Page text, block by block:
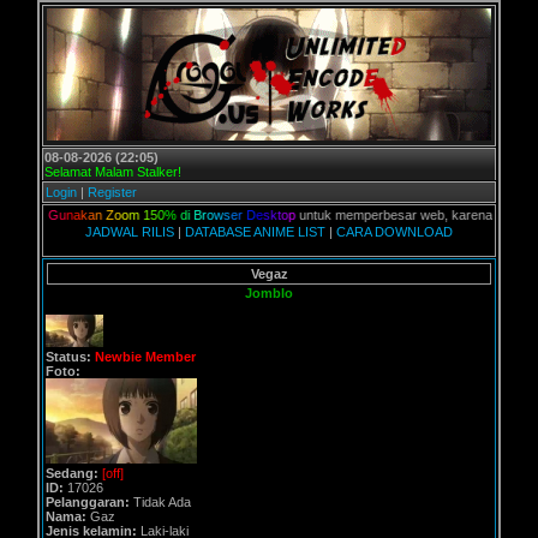
08-08-2026 (22:05)
Selamat Malam Stalker!
Login | Register
kan Zoom 150% di Brows er Deskt opuntuk memperbesar web, karena aslinya web
JADWAL RILIS | DATABASE ANIME LIST | CARA DOWNLOAD
Vegaz
Jomblo
Status: Newbie Member
Foto:
Sedang: [off]
ID: 17026
Pelanggaran: Tidak Ada
Nama: Gaz
Jenis kelamin: Laki-laki